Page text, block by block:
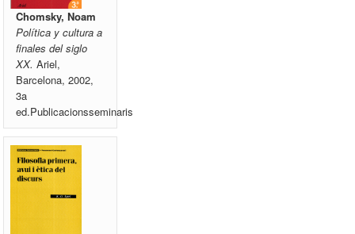
Chomsky, Noam
Política y cultura a
finales del siglo
XX. Ariel,
Barcelona, 2002,
3a
ed.Publicacionsseminaris